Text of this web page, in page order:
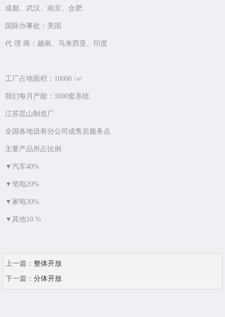
成都、武汉、南京、合肥
国际办事处：美国
代 理 商：越南、马来西亚、印度
工厂占地面积：10000 /㎡
我们每月产能：1000套系统
江苏昆山制造厂
全国各地设有分公司或售后服务点
主要产品所占比例
▼汽车40%
▼笔电20%
▼家电30%
▼其他10 %
上一篇： 整体开放
下一篇： 分体开放